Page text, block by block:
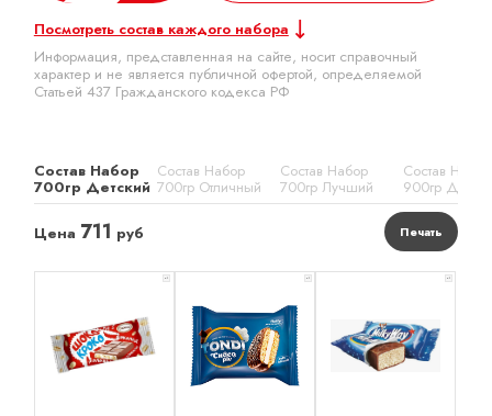
Посмотреть состав каждого набора
Информация, представленная на сайте, носит справочный
характер и не является публичной офертой, определяемой
Статьей 437 Гражданского кодекса РФ
Состав Набор
700гр Детский
Состав Набор
700гр Отличный
Состав Набор
700гр Лучший
Состав Набор
900гр
Цена 711 руб Печать
x 1 x 1 x 1